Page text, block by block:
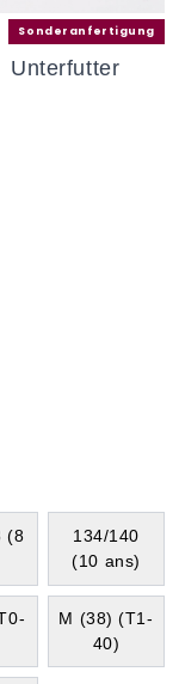
Sonderanfertigung
(8
134/140
(10 ans)
M (38) (T1-
40)